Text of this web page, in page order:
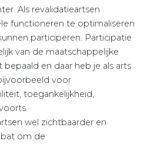
Als revalidatieartsen
functioneren te optimaliseren
participeren. Participatie
van de maatschappelijke
en daar heb je als arts
voor
toegankelijkheid,
wel zichtbaarder en
om de